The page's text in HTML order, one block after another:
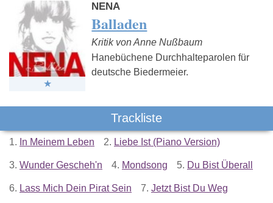
NENA
Balladen
Kritik von Anne Nußbaum
Hanebüchene Durchhalteparolen für
deutsche Biedermeier.
Trackliste
1. In Meinem Leben 2. Liebe Ist (Piano Version)
3. Wunder Gescheh'n 4. Mondsong 5. Du Bist Überall
6. Lass Mich Dein Pirat Sein 7. Jetzt Bist Du Weg